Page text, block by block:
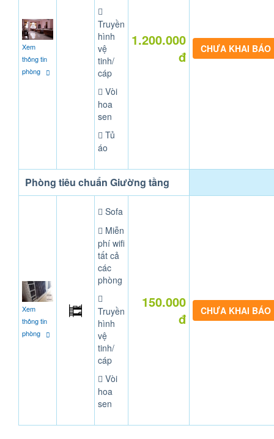
Xem
thông tin
phòng
Truyền
hình
vệ
tinh/
cáp
Vòi
hoa
sen
Tủ
áo
1.200.000
đ
CHƯA KHAI BÁO
Phòng tiêu chuẩn Giường tầng
Xem
thông tin
phòng
Sofa
Miễn
phí wifi
tất cả
các
phòng
Truyền
hình
vệ
tinh/
cáp
Vòi
hoa
sen
150.000
đ
CHƯA KHAI BÁO